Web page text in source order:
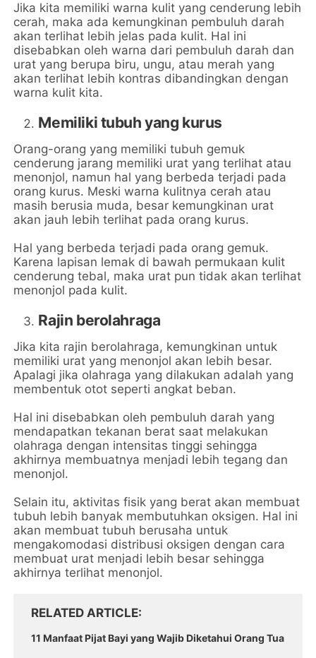
Jika kita memiliki warna kulit yang cenderung lebih
cerah, maka ada kemungkinan pembuluh darah
akan terlihat lebih jelas pada kulit. Hal ini
disebabkan oleh warna dari pembuluh darah dan
urat yang berupa biru, ungu, atau merah yang
akan terlihat lebih kontras dibandingkan dengan
warna kulit kita.
Memiliki tubuh yang kurus
Orang-orang yang memiliki tubuh gemuk
cenderung jarang memiliki urat yang terlihat atau
menonjol, namun hal yang berbeda terjadi pada
orang kurus. Meski warna kulitnya cerah atau
masih berusia muda, besar kemungkinan urat
akan jauh lebih terlihat pada orang kurus.
Hal yang berbeda terjadi pada orang gemuk.
Karena lapisan lemak di bawah permukaan kulit
cenderung tebal, maka urat pun tidak akan terlihat
menonjol pada kulit.
Rajin berolahraga
Jika kita rajin berolahraga, kemungkinan untuk
memiliki urat yang menonjol akan lebih besar.
Apalagi jika olahraga yang dilakukan adalah yang
membentuk otot seperti angkat beban.
Hal ini disebabkan oleh pembuluh darah yang
mendapatkan tekanan berat saat melakukan
olahraga dengan intensitas tinggi sehingga
akhirnya membuatnya menjadi lebih tegang dan
menonjol.
Selain itu, aktivitas fisik yang berat akan membuat
tubuh lebih banyak membutuhkan oksigen. Hal ini
akan membuat tubuh berusaha untuk
mengakomodasi distribusi oksigen dengan cara
membuat urat menjadi lebih besar sehingga
akhirnya terlihat menonjol.
RELATED ARTICLE
11 Manfaat Pijat Bayi yang Wajib Diketahui Orang Tua